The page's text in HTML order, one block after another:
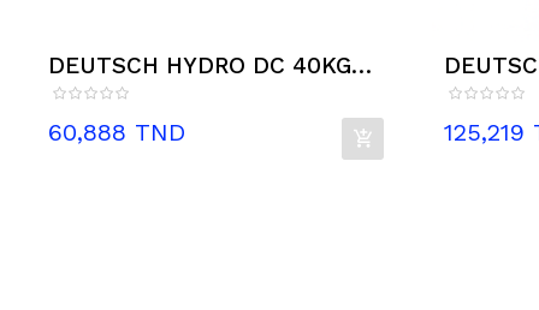
DEUTSCH HYDRO DC 40KG
PLASTIC
Prix
60,888 TND
PRIMER...
Prix
125,219